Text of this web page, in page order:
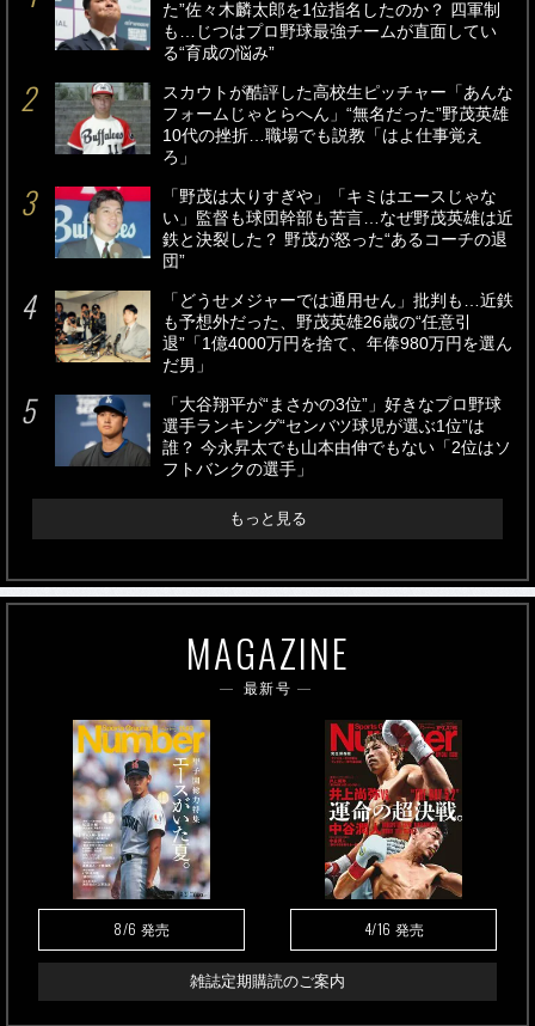
た”佐々木麟太郎を1位指名したのか？ 四軍制
も…じつはプロ野球最強チームが直面してい
る“育成の悩み”
スカウトが酷評した高校生ピッチャー「あんな
フォームじゃとらへん」“無名だった”野茂英雄
10代の挫折…職場でも説教「はよ仕事覚え
ろ」
「野茂は太りすぎや」「キミはエースじゃな
い」監督も球団幹部も苦言…なぜ野茂英雄は近
鉄と決裂した？ 野茂が怒った“あるコーチの退
団”
「どうせメジャーでは通用せん」批判も…近鉄
も予想外だった、野茂英雄26歳の“任意引
退”「1億4000万円を捨て、年俸980万円を選ん
だ男」
「大谷翔平が“まさかの3位”」好きなプロ野球
選手ランキング“センバツ球児が選ぶ1位”は
誰？ 今永昇太でも山本由伸でもない「2位はソ
フトバンクの選手」
もっと見る
MAGAZINE
最新号
8/6 発売 4/16 発売
雑誌定期購読のご案内